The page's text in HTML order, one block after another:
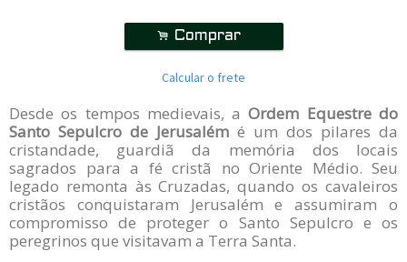
. Comprar
Calcular o frete
Desde os tempos medievais, aOrdem Equestre do
Santo Sepulcro de Jerusalém é um dos pilares da
cristandade, guardiã da memória dos locais
sagrados para a fé cristã no Oriente Médio. Seu
legado remonta às Cruzadas, quando os cavaleiros
cristãos conquistaram Jerusalém e assumiram o
compromisso de proteger o Santo Sepulcro e os
peregrinos que visitavam a Terra Santa.